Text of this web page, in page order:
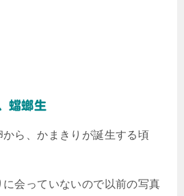
蟷螂生
ら、かまきりが誕生する頃
会っていないので以前の写真